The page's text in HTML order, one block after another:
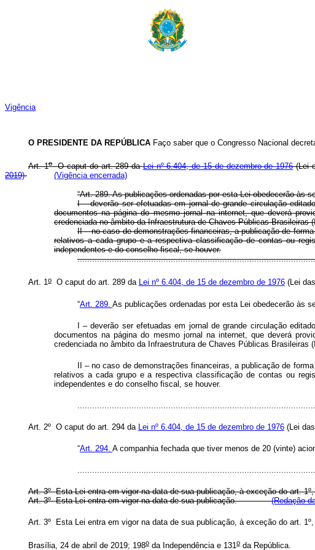
Vigência
O PRESIDENTE DA REPÚBLICAFaço saber que o Congresso Nacional
Art. 1oOcaputdo art. 289 daLei nº 6.404, de 15 de dezembro de 1976(Lei
2019)
(Vigência encerrada)
“Art. 289. As publicações ordenadas por esta Lei obedecerão às
I – deverão ser efetuadas em jornal de grande circulação
documentos na página do mesmo jornal na internet, que deverá
credenciada no âmbito da Infraestrutura de Chaves Públicas Brasileiras
II – no caso de demonstrações financeiras, a publicação de
relativos a cada grupo e a respectiva classificação de contas ou
independentes e do conselho fiscal, se houver.
Art. 1oO caputdo art. 289 da Lei nº 6.404, de 15 de dezembro de 1976(Lei
“Art. 289. As publicações ordenadas por esta Lei obedecerão às
I – deverão ser efetuadas em jornal de grande circulação
documentos na página do mesmo jornal na internet, que deverá
credenciada no âmbito da Infraestrutura de Chaves Públicas Brasileiras
II – no caso de demonstrações financeiras, a publicação de
relativos a cada grupo e a respectiva classificação de contas ou
independentes e do conselho fiscal, se houver.
Art. 2º O caputdo art. 294 da Lei nº 6.404, de 15 de dezembro de 1976(Lei das
“Art. 294. A companhia fechada que tiver menos de 20 (vinte)
Art. 3º Esta Lei entra em vigor na data de sua publicação, à exceção do art.
Art. 3º Esta Lei entra em vigor na data de sua publicação.(Redação
Art. 3º Esta Lei entra em vigor na data de sua publicação, à exceção do art.
Brasília, 24 de abril de 2019; 198oda Independência e 131oda República.